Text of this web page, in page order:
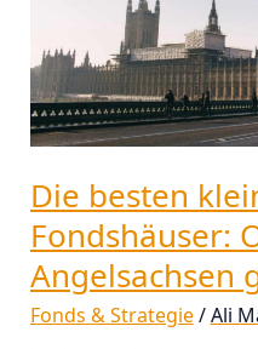
Die besten
Fondshäuser:
Angelsachsen
Fonds & Strategie/Ali
nicht